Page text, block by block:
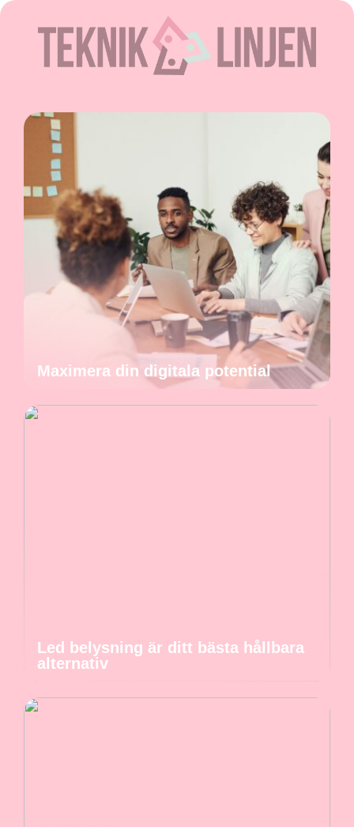
Maximera din digitala potential
Led belysning är ditt bästa hållbara
alternativ